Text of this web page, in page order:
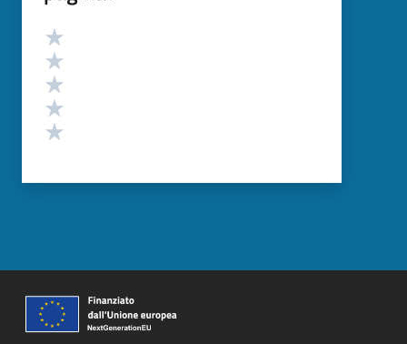
Valutazione